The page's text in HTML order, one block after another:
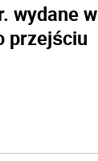
wydane w
przejściu